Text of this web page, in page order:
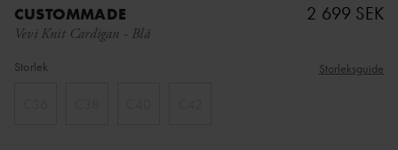
CUSTOMMADE
Vevi Knit Cardigan - Blå
2 699 SEK
Storlek Storleksguide